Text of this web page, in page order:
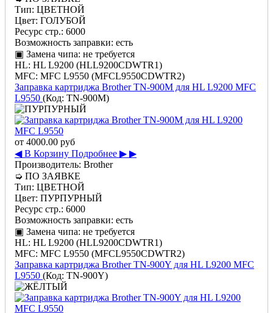
Тип: ЦВЕТНОЙ
Цвет: ГОЛУБОЙ
Ресурс стр.: 6000
Возможность заправки: есть
▣ Замена чипа: не требуется
HL: HL L9200 (HLL9200CDWTR1)
MFC: MFC L9550 (MFCL9550CDWTR2)
Заправка картриджа Brother TN-900M для HL L9200 MFC
L9550 (Код: TN-900M)
от 4000.00 руб
◀ В Корзину Подробнее ▶ ▶
Производитель: Brother
➭ ПО ЗАЯВКЕ
Тип: ЦВЕТНОЙ
Цвет: ПУРПУРНЫЙ
Ресурс стр.: 6000
Возможность заправки: есть
▣ Замена чипа: не требуется
HL: HL L9200 (HLL9200CDWTR1)
MFC: MFC L9550 (MFCL9550CDWTR2)
Заправка картриджа Brother TN-900Y для HL L9200 MFC
L9550 (Код: TN-900Y)